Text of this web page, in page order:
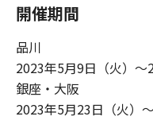
開催期間
品川
2023年5月9日（火）～
銀座・大阪
2023年5月23日（火）